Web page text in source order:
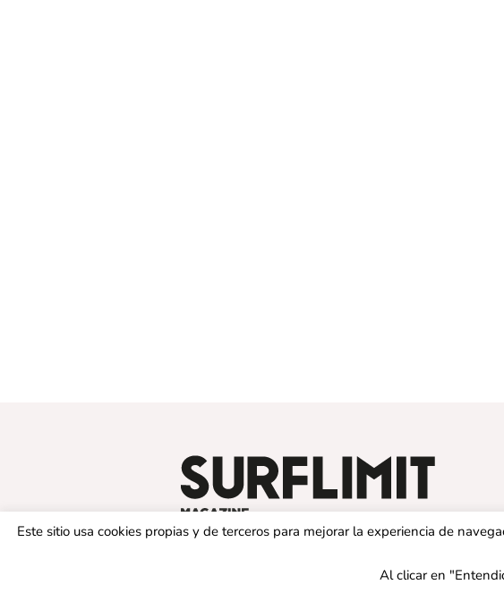
Este sitio usa cookies propias y de terceros para mejorar la experiencia de
Al clicar en